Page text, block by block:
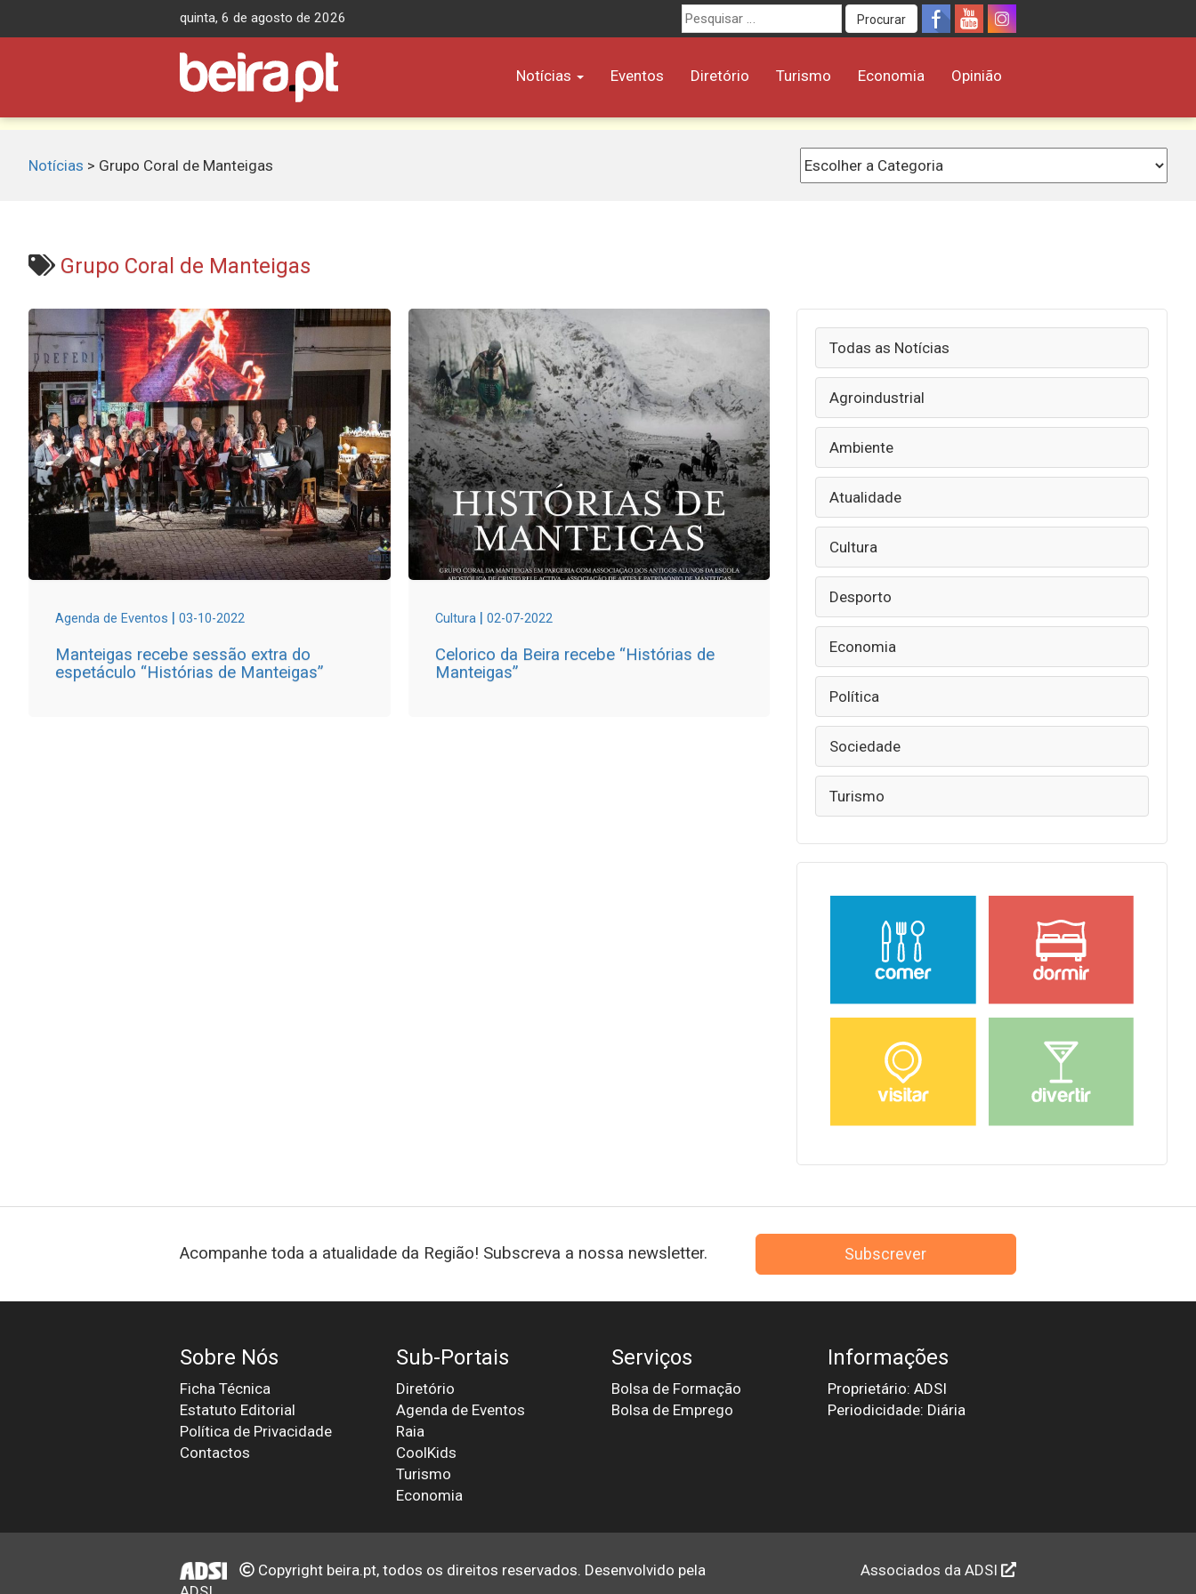
quinta, 6 de agosto de 2026
Procurar
por:
Procurar
Notícias Eventos Diretório Turismo Economia Opinião
Notícias > Grupo Coral de Manteigas
Grupo Coral de Manteigas
Agenda de Eventos | 03-10-2022
Manteigas recebe sessão extra do
espetáculo “Histórias de Manteigas”
Cultura | 02-07-2022
Celorico da Beira recebe “Histórias de
Manteigas”
Todas as Notícias
Agroindustrial
Ambiente
Atualidade
Cultura
Desporto
Economia
Política
Sociedade
Turismo
Acompanhe toda a atualidade da Região! Subscreva a nossa newsletter. Subscrever
Sobre Nós
Ficha Técnica
Estatuto Editorial
Política de Privacidade
Contactos
Sub-Portais
Diretório
Agenda de Eventos
Raia
CoolKids
Turismo
Economia
Serviços
Bolsa de Formação
Bolsa de Emprego
Informações
Proprietário: ADSI
Periodicidade: Diária
Copyright beira.pt, todos os direitos reservados. Desenvolvido pela
Associados da ADSI